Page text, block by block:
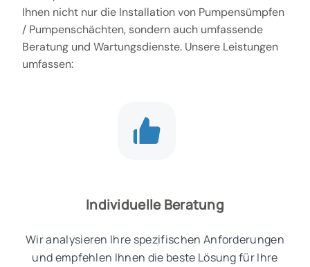
Ihnen nicht nur die Installation von Pumpensümpfen
/ Pumpenschächten, sondern auch umfassende
Beratung und Wartungsdienste. Unsere Leistungen
umfassen:
Individuelle Beratung
Wir analysieren Ihre spezifischen Anforderungen
und empfehlen Ihnen die beste Lösung für Ihre